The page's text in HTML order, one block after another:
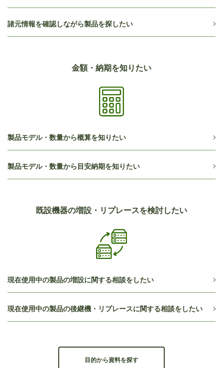
諸元情報を確認しながら製品を探したい
金額・納期を知りたい
製品モデル・数量から概算を知りたい
製品モデル・数量から目安納期を知りたい
既設機器の増設・リプレースを検討したい
現在使用中の製品の増設に関する相談をしたい
現在使用中の製品の後継機・リプレースに関する相談をしたい
目的から資料を探す